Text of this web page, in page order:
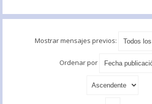
Mostrar mensajes previos:
Ordenar por